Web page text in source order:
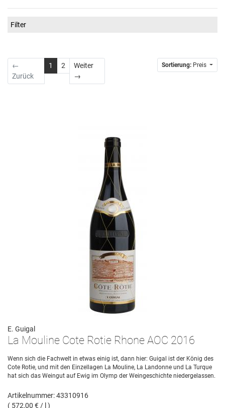
Filter
←
Zurück
1 2
Weiter
→
Sortierung: Preis
E. Guigal
La Mouline Cote Rotie Rhone AOC 2016
Wenn sich die Fachwelt in etwas einig ist, dann hier: Guigal ist der König des
Cote Rotie, und mit den Einzellagen La Mouline, La Landonne und La Turque
hat sich das Weingut auf Ewig im Olymp der Weingeschichte niedergelassen.
Artikelnummer: 43310916
( 572,00 € / l )